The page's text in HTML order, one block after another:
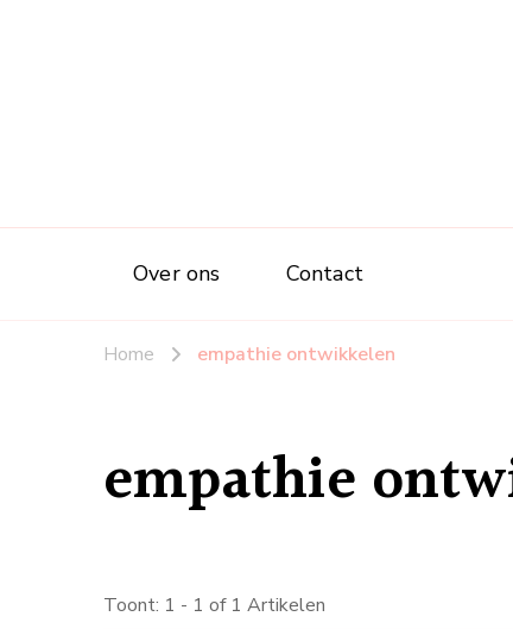
Over ons Contact
Home empathie ontwikkelen
empathie
Toont: 1 - 1 of 1 Artikelen